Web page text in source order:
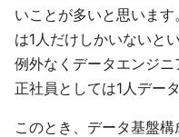
いことが多いと思いま
は1人だけしかいないと
例外なくデータエンジ
正社員としては1人デー
このとき、データ基盤